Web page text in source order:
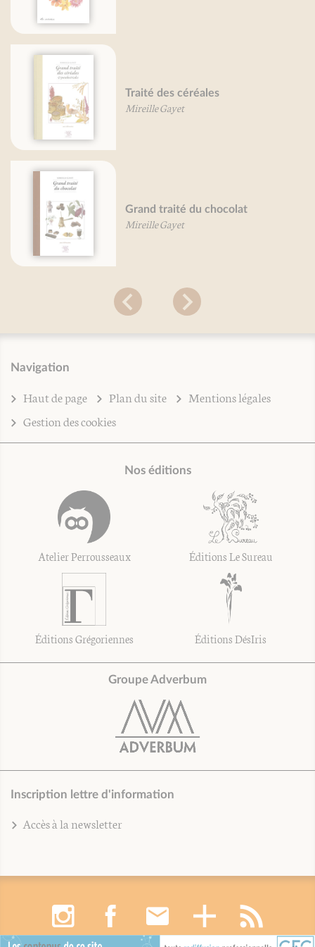
Traité des céréales
Mireille Gayet
Grand traité du chocolat
Mireille Gayet
Navigation
Haut de page Plan du site
Mentions légales
Gestion des cookies
Nos éditions
Atelier Perrousseaux Éditions Le Sureau
Éditions Grégoriennes Éditions DésIris
Groupe Adverbum
Inscription lettre d'information
Accès à la newsletter